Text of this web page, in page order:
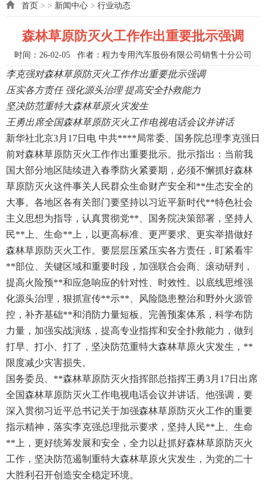
首页 > > 新闻中心 > 行业动态
森林草原防灭火工作作出重要批示强调
时间：26-02-05 作者：程力专用汽车股份有限公司销售十分公司
李克强对森林草原防灭火工作作出重要批示强调
压实各方责任 强化源头治理 提高安全扑救能力
坚决防范重特大森林草原火灾发生
王勇出席全国森林草原防灭火工作电视电话会议并讲话
新华社北京3月17日电 中共****局常委、国务院总理李克强日
前对森林草原防灭火工作作出重要批示。批示指出：当前我
国大部分地区陆续进入春季防火紧要期，必须不懈抓好森林
草原防灭火这件事关人民群众生命财产安全和**生态安全的
大事。各地区各有关部门要坚持以习近平新时代**特色社会
主义思想为指导，认真贯彻党**、国务院决策部署，坚持人
民**上、生命**上，以更高标准、更严要求、更实举措做好
森林草原防灭火工作。要层层压紧压实各方责任，盯紧看牢
**部位、关键区域和重要时段，加强联合会商、滚动研判，
提高火险预**和应急响应的针对性、时效性。以底线思维强
化源头治理，狠抓宣传**示**、风险隐患整治和野外火源管
控，补齐基础**和消防力量短板。完善预案体系，科学布防
力量，加强实战演练，提高专业指挥和安全扑救能力，做到
打早、打小、打了，坚决防范重特大森林草原火灾发生，**
限度减少灾害损失。
国务委员、**森林草原防灭火指挥部总指挥王勇3月17日出席
全国森林草原防灭火工作电视电话会议并讲话。他强调，要
深入贯彻习近平总书记关于加强森林草原防灭火工作的重要
指示精神，落实李克强总理批示要求，坚持人民**上、生命
**上，更好统筹发展和安全，全力以赴抓好森林草原防灭火
工作，坚决防范遏制重特大森林草原火灾发生，为党的二十
大胜利召开创造安全稳定环境。